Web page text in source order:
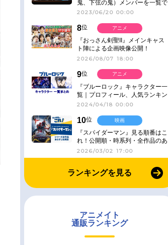
鬼、下弦の鬼）メンバーを一覧で
紹介＆解説（登場鬼の情報まと
2023/06/20 00:00
8位
『おっさん剣聖II』メインキャス
ト陣による企画映像公開！
2026/08/07 18:00
アニメ
9位
『ブルーロック』キャラクター一
覧｜プロフィール、人気ランキン
グ、キャラソン、診断など気にな
2024/04/18 00:00
アニメ
10位
『スパイダーマン』見る順番はこ
れ！公開順・時系列・全作品のあ
らすじをまとめました
2026/03/02 17:00
映画
ランキングを見る
アニメイト
通販ランキング